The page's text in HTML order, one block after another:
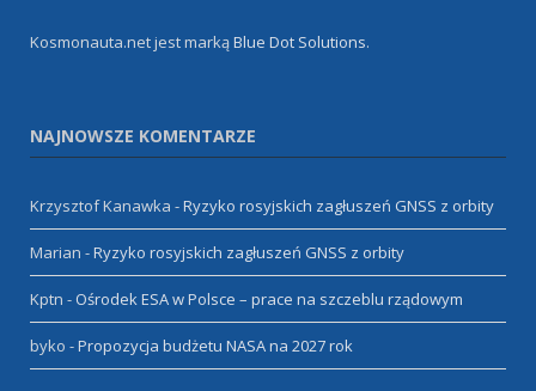
Kosmonauta.net jest markąBlue Dot Solutions.
NAJNOWSZE KOMENTARZE
Krzysztof Kanawka -Ryzyko rosyjskich zagłuszeń GNSS z orbity
Marian -Ryzyko rosyjskich zagłuszeń GNSS z orbity
Kptn - Ośrodek ESA w Polsce – prace na szczeblu rządowym
byko -Propozycja budżetu NASA na 2027 rok